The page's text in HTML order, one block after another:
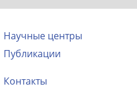
Научные центры
Публикации
Контакты